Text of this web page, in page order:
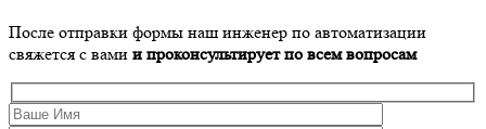
После отправки формы наш инженер по автоматизации
свяжется с вами и проконсультирует по всем вопросам